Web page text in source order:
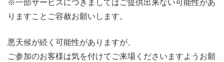
※一部サービスにつきましてはご提供出来ない可能性があ
りますことご容赦お願いします。
悪天候が続く可能性がありますが、
ご参加のお客様は気を付けてご来場くださいますようお願